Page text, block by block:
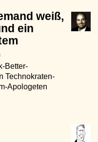
weiß,
ein
Better-
Technokraten-
Apologeten